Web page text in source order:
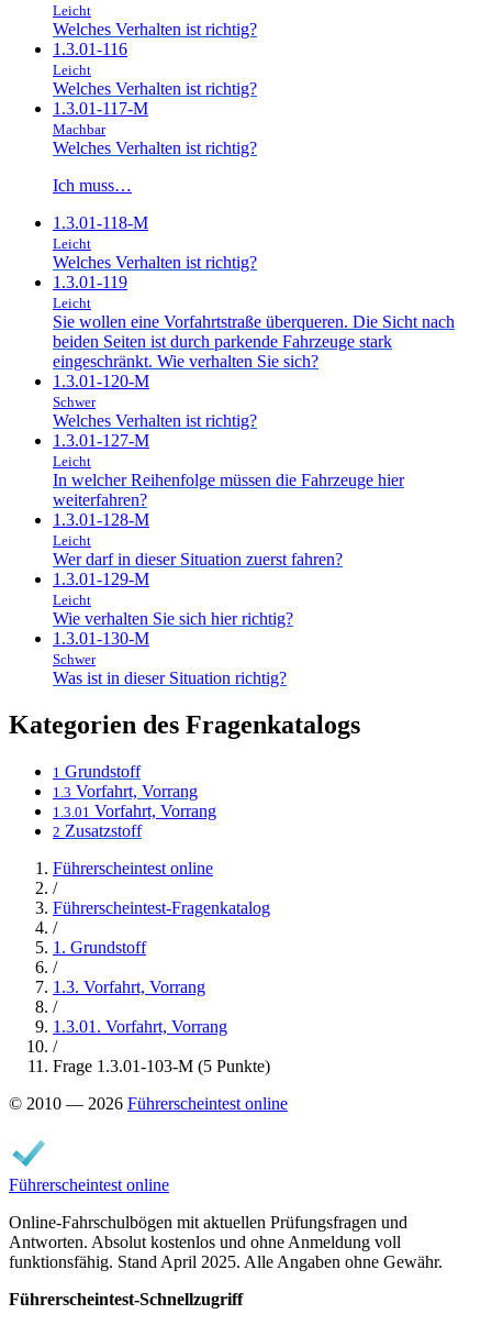
Leicht
Welches Verhalten ist richtig?
1.3.01-116
Leicht
Welches Verhalten ist richtig?
1.3.01-117-M
Machbar
Welches Verhalten ist richtig?
Ich muss…
1.3.01-118-M
Leicht
Welches Verhalten ist richtig?
1.3.01-119
Leicht
Sie wollen eine Vorfahrtstraße überqueren. Die Sicht nach
beiden Seiten ist durch parkende Fahrzeuge stark
eingeschränkt. Wie verhalten Sie sich?
1.3.01-120-M
Schwer
Welches Verhalten ist richtig?
1.3.01-127-M
Leicht
In welcher Reihenfolge müssen die Fahrzeuge hier
weiterfahren?
1.3.01-128-M
Leicht
Wer darf in dieser Situation zuerst fahren?
1.3.01-129-M
Leicht
Wie verhalten Sie sich hier richtig?
1.3.01-130-M
Schwer
Was ist in dieser Situation richtig?
Kategorien des Fragenkatalogs
1 Grundstoff
1.3 Vorfahrt, Vorrang
1.3.01 Vorfahrt, Vorrang
2 Zusatzstoff
Führerscheintest online
/
Führerscheintest-Fragenkatalog
/
1. Grundstoff
/
1.3. Vorfahrt, Vorrang
/
1.3.01. Vorfahrt, Vorrang
/
Frage 1.3.01-103-M (5 Punkte)
© 2010 — 2026 Führerscheintest online
Führerscheintest online
Online-Fahrschulbögen mit aktuellen Prüfungsfragen und
Antworten. Absolut kostenlos und ohne Anmeldung voll
funktionsfähig. Stand April 2025. Alle Angaben ohne Gewähr.
Führerscheintest-Schnellzugriff